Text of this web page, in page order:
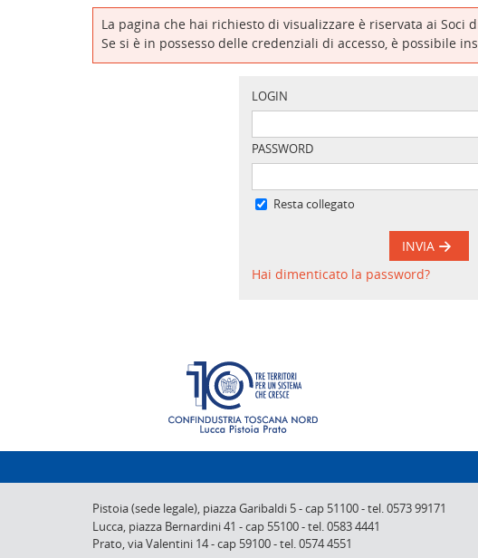
L'INDUSTRIA E IL TERRITORIO DI LUCCA,
PISTOIA E PRATO
SEDI E CONTATTI
ABOUT US
DESIGNAZIONE
ORGANI DI
COMITATO
INDUSTRIA
La pagina che hai richiesto di visualizzare è riservata ai Soci
Se si è in possesso delle credenziali di accesso, è possibile
LOGIN
PASSWORD
Resta collegato
INVIA
Hai dimenticato la password?
Pistoia (sede legale), piazza Garibaldi 5-cap 51100-tel. 0573 99171
Lucca, piazza Bernardini 41 -cap 55100-tel. 0583 4441
Prato,via Valentini 14-cap 59100-tel. 0574 4551